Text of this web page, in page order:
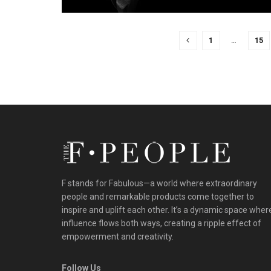
1 15
F stands for Fabulous—a world where extraordinary
people and remarkable products come together to
inspire and uplift each other. It’s a dynamic space
influence flows both ways, creating a ripple effect of
empowerment and creativity.
Follow Us